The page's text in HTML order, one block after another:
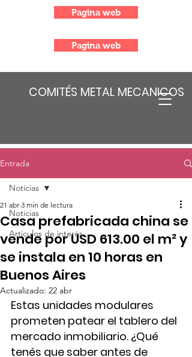
COMITÉS METAL MECANICOS
Pagina web
Pagina web
Entrada
Noticias
Articulos de interés
Noticias
Casa prefabricada china se
vende por USD 613.00 el m² y
se instala en 10 horas en
Buenos Aires
21 abr 3 min de lectura
Actualizado: 22 abr
Estas unidades modulares
prometen patear el tablero del
mercado inmobiliario. ¿Qué
tenés que saber antes de